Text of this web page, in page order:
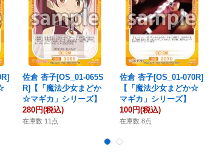
佐倉 杏子[OS_01-065S
R]【「魔法少女まどか
☆マギカ」シリーズ】
280円(税込)
在庫数 11点
佐倉 杏子[OS_01-070R]
【「魔法少女まどか☆
マギカ」シリーズ】
100円(税込)
在庫数 8点